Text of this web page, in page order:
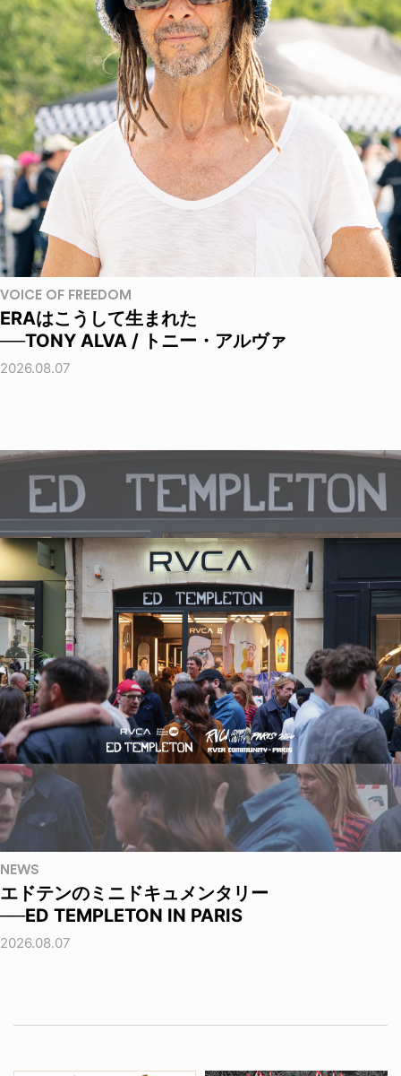
VOICE OF FREEDOM
ERAはこうして生まれた
──TONY ALVA / トニー・アルヴァ
2026.08.07
NEWS
エドテンのミニドキュメンタリー
──ED TEMPLETON IN PARIS
2026.08.07